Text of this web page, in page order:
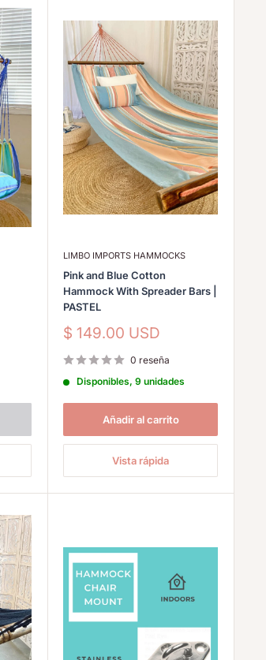
LIMBO IMPORTS HAMMOCKS
Pink and Blue Cotton
Hammock With Spreader Bars |
PASTEL
Precio
venta
$ 149.00 USD
0 reseña
Disponibles, 9 unidades
Añadir al carrito
Vista rápida